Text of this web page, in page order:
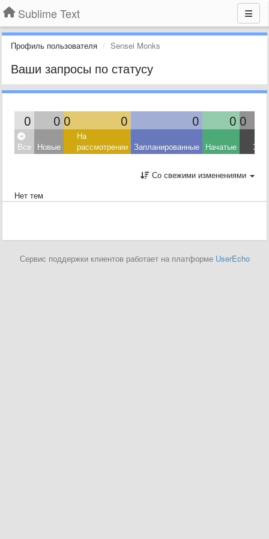
Sublime Text
Профиль пользователя Sensei Monks
Ваши запросы по статусу
0 0 0 0 0 0 0
Все Новые
На
рассмотрении Запланированные Начатые
Со свежими изменениями
Нет тем
Сервис поддержки клиентов работает на платформе UserEcho